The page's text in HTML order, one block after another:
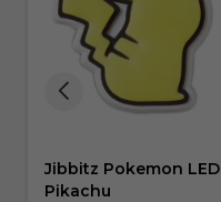
Jibbitz Pokemon LED
Pikachu